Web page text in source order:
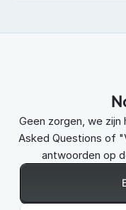
Geen zorgen, we zijn
Asked Questions of
antwoorden op